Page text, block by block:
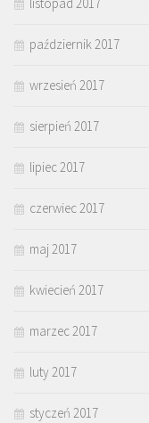
październik 2017
wrzesień 2017
sierpień 2017
lipiec 2017
czerwiec 2017
maj 2017
kwiecień 2017
marzec 2017
luty 2017
styczeń 2017